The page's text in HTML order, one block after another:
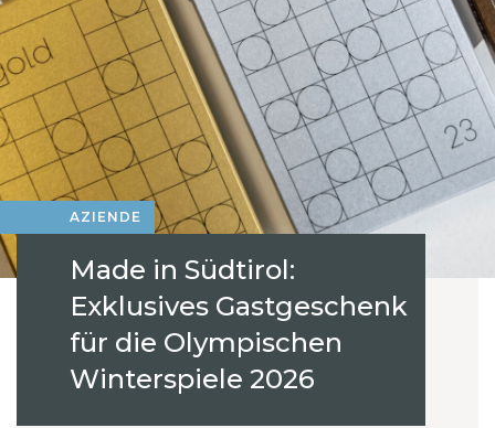
AZIENDE
Made in Südtirol:
Exklusives Gastgeschenk
für die Olympischen
Winterspiele 2026